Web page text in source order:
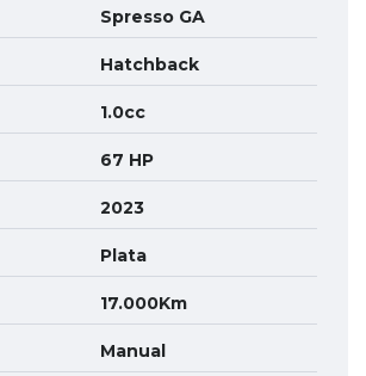
Spresso GA
Hatchback
1.0cc
67 HP
2023
Plata
17.000Km
Manual